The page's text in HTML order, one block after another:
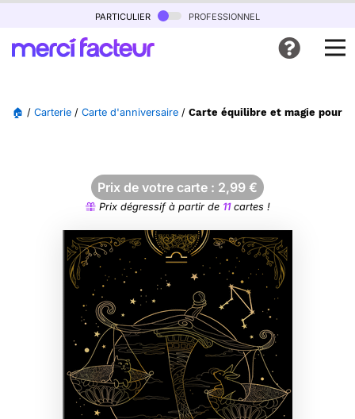
particulier professionnel
🏠 / Carterie / Carte d'anniversaire / Carte équilibre et magie pour
Prix de votre carte : 2,99 €
Prix dégressif à partir de 11cartes !